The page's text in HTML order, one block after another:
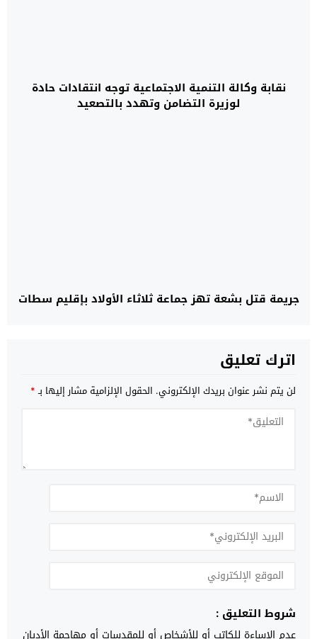
نقابة وكالة التنمية الاجتماعية توجه انتقادات حادة
لوزيرة التضامن وتهدد بالتصعيد
جريمة قتل بشعة تهز جماعة ثلاثاء الأولاد بإقليم سطات
اترك تعليق
لن يتم نشر عنوان بريدك الإلكتروني. الحقول الإلزامية مشار إليها بـ*
شروط التعليق :
عدم الإساءة للكاتب أو للأشخاص أو للمقدسات أو مهاجمة الأديان